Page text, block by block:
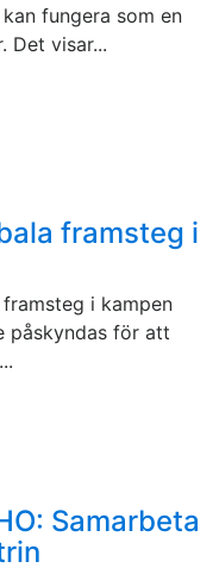
fungera som en
Det visar...
framsteg i
i kampen
påskyndas för att
Samarbeta